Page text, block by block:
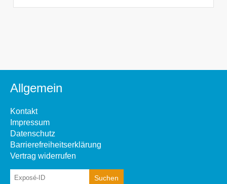
Allgemein
Kontakt
Impressum
Datenschutz
Barrierefreiheitserklärung
Vertrag widerrufen